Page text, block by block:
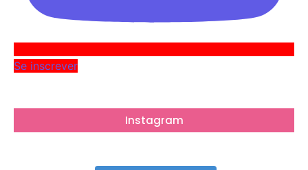
Se inscrever
Instagram